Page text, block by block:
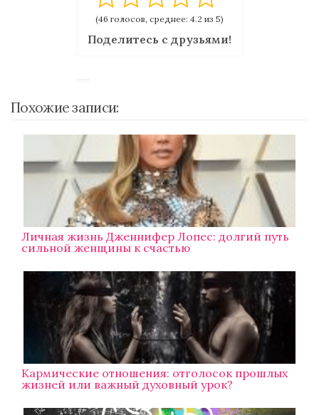
(46 голосов, среднее: 4.2 из 5)
Поделитесь с друзьями!
Похожие записи:
Личная жизнь Дженнифер Лопес: долгий путь
сильной женщины к счастью
Кармические отношения: отголосок прошлых
жизней или важный духовный урок?